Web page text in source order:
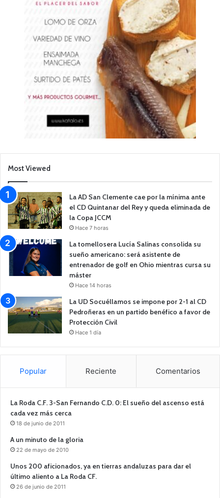
Most Viewed
La AD San Clemente cae por la mínima ante
el CD Quintanar del Rey y queda eliminada de
la Copa JCCM
Hace 7 horas
La tomellosera Lucía Salinas consolida su
sueño americano: será asistente de
entrenador de golf en Ohio mientras cursa su
máster
Hace 14 horas
La UD Socuéllamos se impone por 2-1 al CD
Pedroñeras en un partido benéfico a favor de
Protección Civil
Hace 1 día
Popular Reciente Comentarios
La Roda C.F. 3-San Fernando C.D. 0: El sueño del ascenso está
cada vez más cerca
18 de junio de 2011
A un minuto de la gloria
22 de mayo de 2010
Unos 200 aficionados, ya en tierras andaluzas para dar el
último aliento a La Roda CF.
26 de junio de 2011